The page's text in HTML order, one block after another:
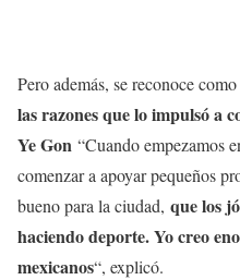
Pero además, se reconoce
las razones que lo impulsó a
Ye Gon “Cuando empezamos
comenzar a apoyar pequeños
bueno para la ciudad, que los
haciendo deporte. Yo creo
mexicanos“, explicó.